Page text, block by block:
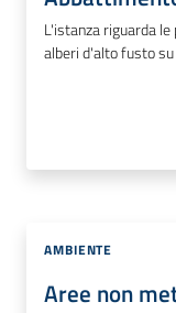
L'istanza riguarda
alberi d'alto fusto
AMBIENTE
Aree non